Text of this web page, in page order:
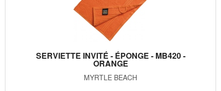
SERVIETTE INVITÉ - ÉPONGE - MB420 -
ORANGE
MYRTLE BEACH